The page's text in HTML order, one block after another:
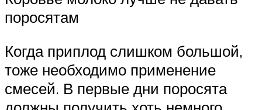
поросятам
Когда приплод слишком большой,
тоже необходимо применение
смесей. В первые дни поросята